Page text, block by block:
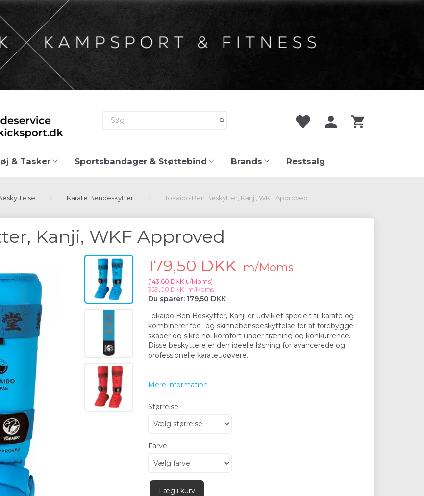
& Tasker Sportsbandager & Støttebind Brands Restsalg
Karate Benbeskytter Tokaido Ben Beskytter, Kanji, WKF Approved
Kanji, WKF Approved
179,50 DKK m/Moms
(143,60 DKK u/Moms)
359,00 DKKm/Moms
Du sparer: 179,50 DKK
Tokaido Ben Beskytter, Kanji er udviklet specielt til karate og
kombinerer fod- og skinnebensbeskyttelse for at forebygge
skader og sikre høj komfort under træning og konkurrence.
Disse beskyttere er den ideelle løsning for avancerede og
professionelle karateudøvere.
Mere information
Størrelse:
Farve:
Læg i kurv